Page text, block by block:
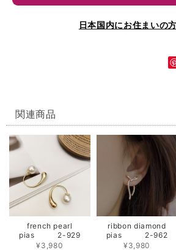
日本国内にお住まいの
関連商品
french pearl
pias 2-929
¥3,980
ribbon diamond
pias 2-962
¥3,980